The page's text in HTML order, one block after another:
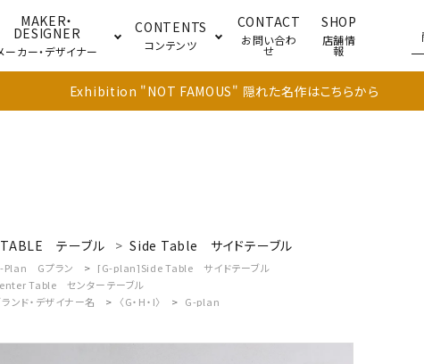
MAKER・
DESIGNER
ーカー・デザイナー
CONTENTS
コンテンツ
CONTACT
お問い合わ
せ
SHOP
店舗情
報
Exhibition "NOT FAMOUS" 隠れた名作はこちらから
TABLE テーブル Side Table サイドテーブル
Plan Gプラン [G-plan]Side Table サイドテーブル
Table センターテーブル
ンド・デザイナー名 〈G・H・I〉 G-plan